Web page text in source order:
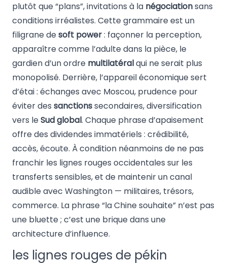
plutôt que “plans”, invitations à la négociationsans
conditions irréalistes. Cette grammaire est un
filigrane desoft power: façonner la perception,
apparaître comme l’adulte dans la pièce, le
gardien d’un ordre multilatéralqui ne serait plus
monopolisé. Derrière, l’appareil économique sert
d’étai : échanges avec Moscou, prudence pour
éviter des sanctionssecondaires, diversification
vers leSud global. Chaque phrase d’apaisement
offre des dividendes immatériels : crédibilité,
accès, écoute. À condition néanmoins de ne pas
franchir les lignes rouges occidentales sur les
transferts sensibles, et de maintenir un canal
audible avec Washington — militaires, trésors,
commerce. La phrase “la Chine souhaite” n’est pas
une bluette ; c’est une brique dans une
architecture d’influence.
les lignes rouges de pékin